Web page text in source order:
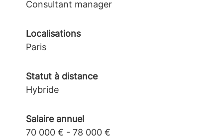
Consultant manager
Localisations
Paris
Statut à distance
Hybride
Salaire annuel
70 000 € - 78 000 €